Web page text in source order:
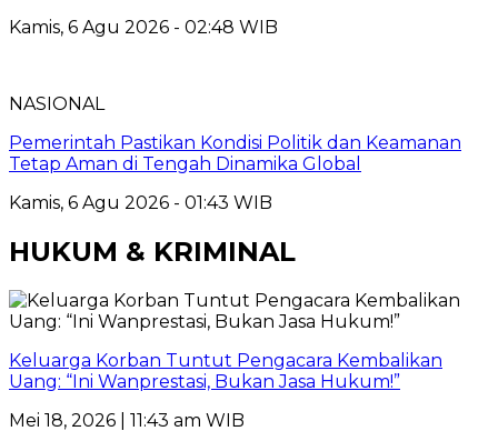
Kamis, 6 Agu 2026 - 02:48 WIB
NASIONAL
Pemerintah Pastikan Kondisi Politik dan Keamanan
Tetap Aman di Tengah Dinamika Global
Kamis, 6 Agu 2026 - 01:43 WIB
HUKUM & KRIMINAL
Keluarga Korban Tuntut Pengacara Kembalikan
Uang: “Ini Wanprestasi, Bukan Jasa Hukum!”
Mei 18, 2026 | 11:43 am WIB